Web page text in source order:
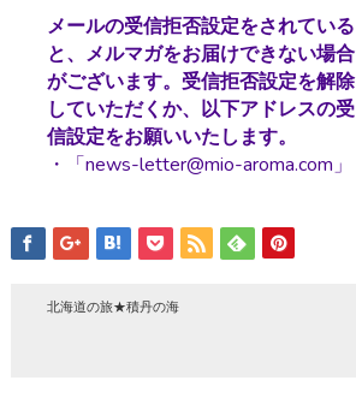
メールの受信拒否設定をされている
と、メルマガをお届けできない場合
がございます。受信拒否設定を解除
していただくか、以下アドレスの受
信設定をお願いいたします。
・「news-letter@mio-aroma.com」
北海道の旅★積丹の海